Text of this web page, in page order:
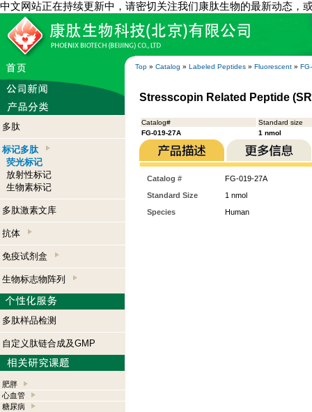
中文网站正在持续更新中，请密切关注我们康肽生物的最新动态，
Top » Catalog » Labeled Peptides » Fluorescent »
多肽
标记多肽
荧光标记
放射性标记
生物素标记
多肽激素文库
抗体
免疫试剂盒
生物标志物阵列
多肽样品检测
自定义肽链合成及GMP
肥胖
心血管
糖尿病
Stresscopin Related Peptide
Catalog#
Standard size
FG-019-27A
1 nmol
Catalog #
FG-019-27A
Standard Size
1 nmol
Species
Human